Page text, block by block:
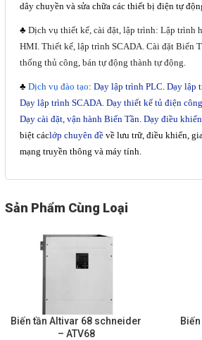
dây chuyền và sửa chữa các thiết bị điện tự
♣ Dịch vụ thiết kế, cài đặt, lập trình: Lập trình
HMI. Thiết kế, lập trình SCADA. Cài đặt Biến
thống thủ công, bán tự động thành tự động.
♣ Dịch vụ đào tạo: Dạy lập trình PLC. Dạy lập
Dạy lập trình SCADA. Dạy thiết kế tủ điện
Dạy cài đặt, vận hành Biến Tần. Dạy điều
biệt cáclớp chuyên đề về lưu trữ, điều khiển,
mạng truyền thông và máy tính.
Sản Phẩm Cùng Loại
Biến tần Altivar 68 schneider
– ATV68
Hình ảnh sửa chữa
Liên hệ
Đóng
TRÊN MẠNG XÃ HỘI
Facebook
Google